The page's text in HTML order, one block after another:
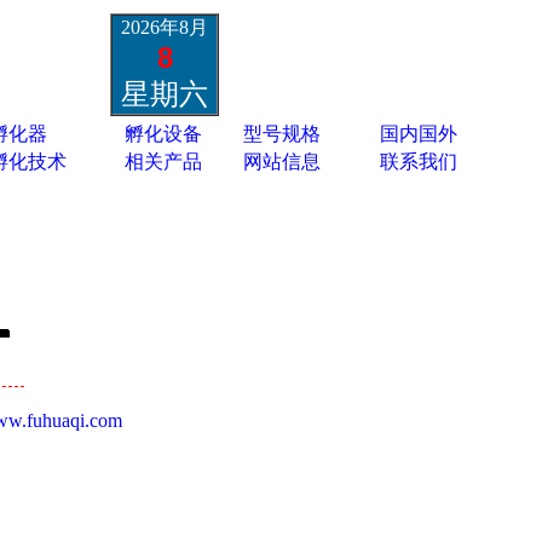
2026年8月
8
星期六
化器 孵化设备 型号规格
国内国外
化技术
相关产品 网站信息 联系我们